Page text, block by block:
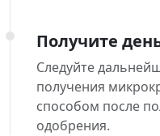
Получите
Следуйте
получения
способом после
одобрения.